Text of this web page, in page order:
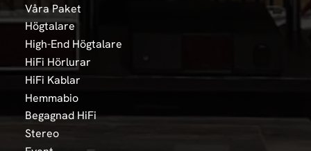
Våra Paket
Högtalare
High-End Högtalare
HiFi Hörlurar
HiFi Kablar
Hemmabio
Begagnad HiFi
Stereo